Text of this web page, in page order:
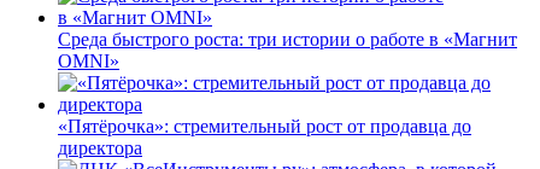
Среда быстрого роста: три истории о работе в «Магнит
OMNI»
«Пятёрочка»: стремительный рост от продавца до
директора